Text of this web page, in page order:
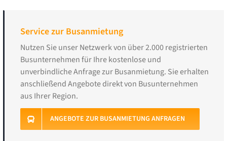
Service zur Busanmietung
Nutzen Sie unser Netzwerk von über 2.000 registrierten
Busunternehmen für Ihre kostenlose und
unverbindliche Anfrage zur Busanmietung. Sie erhalten
anschließend Angebote direkt von Busunternehmen
aus Ihrer Region.
ANGEBOTE ZUR BUSANMIETUNG ANFRAGEN